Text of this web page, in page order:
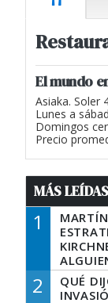
El mundo
Asiaka. Soler
Lunes a
Domingos
Precio
MÁS LEÍDAS
1
DECIR
TIENE
2
QUÉ